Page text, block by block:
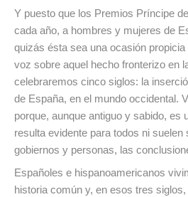
Y puesto que los Premios Príncipe
cada año, a hombres y mujeres de
quizás ésta sea una ocasión
voz sobre aquel hecho fronterizo en
celebraremos cinco siglos: la
de España, en el mundo occidental.
porque, aunque antiguo y sabido, es
resulta evidente para todos ni suelen
gobiernos y personas, las
Españoles e hispanoamericanos
historia común y, en esos tres